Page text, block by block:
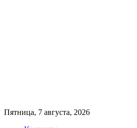
Пятница, 7 августа, 2026